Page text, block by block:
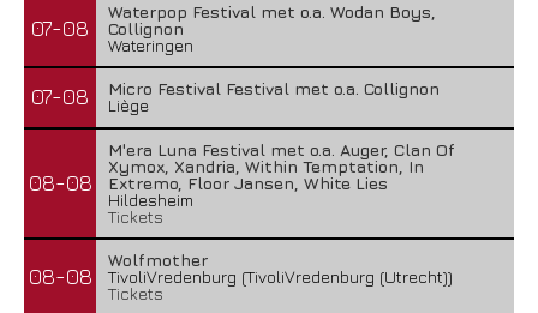
07-08
Waterpop Festival met o.a. Wodan Boys,
Collignon
Wateringen
07-08
Micro Festival Festival met o.a. Collignon
Liège
08-08
M'era Luna Festival met o.a. Auger, Clan Of
Xymox, Xandria, Within Temptation, In
Extremo, Floor Jansen, White Lies
Hildesheim
Tickets
08-08
Wolfmother
TivoliVredenburg (TivoliVredenburg (Utrecht))
Tickets